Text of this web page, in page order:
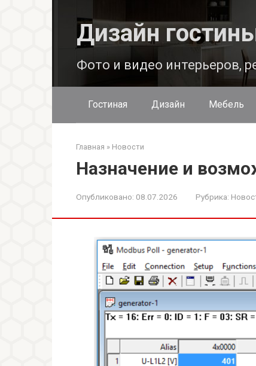
Дизайн
Фото и видео интерьеров,
Гостиная Дизайн Мебель
Главная » Новости
Назначение и
Опубликовано: 08.07.2026 Рубрика: